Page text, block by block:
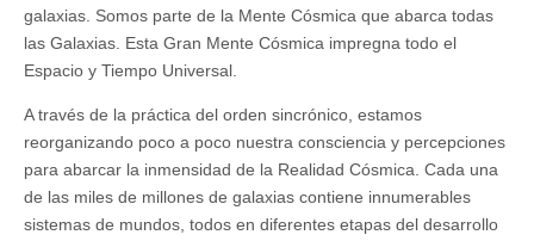
galaxias. Somos parte de la Mente Cósmica que abarca todas
las Galaxias. Esta Gran Mente Cósmica impregna todo el
Espacio y Tiempo Universal.
A través de la práctica del orden sincrónico, estamos
reorganizando poco a poco nuestra consciencia y percepciones
para abarcar la inmensidad de la Realidad Cósmica. Cada una
de las miles de millones de galaxias contiene innumerables
sistemas de mundos, todos en diferentes etapas del desarrollo